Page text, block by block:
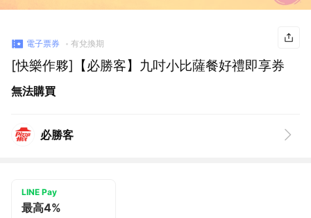
電子票券 有兌換期
[快樂作夥]【必勝客】九吋小比薩餐好禮即享券
無法購買
必勝客
LINE Pay
最高4%